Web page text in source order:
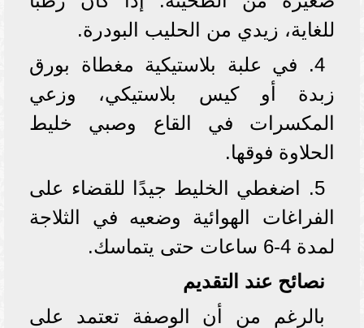
للغاية، زيدي من الحليب البودرة.
4. في علبة بلاستيكية مغطاة بورق
زبدة أو كيس بلاستيكي، وزعي
المكسرات في القاع وصبي خليط
الحلاوة فوقها.
5. اضغطي الخليط جيدًا للقضاء على
الفراغات الهوائية وضعيه في الثلاجة
لمدة 4-6 ساعات حتى يتماسك.
نصائح عند التقديم
بالرغم من أن الوصفة تعتمد على